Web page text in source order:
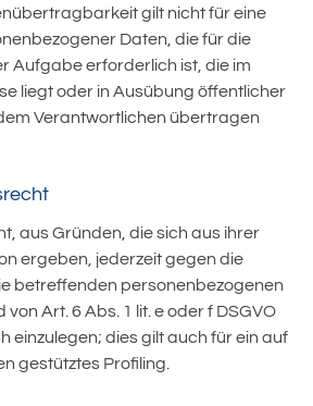
gilt nicht für eine
Daten, die für die
Aufgabe erforderlich ist, die im
liegt oder in Ausübung öffentlicher
Verantwortlichen übertragen
aus Gründen, die sich aus ihrer
ergeben, jederzeit gegen die
betreffenden personenbezogenen
Art. 6 Abs. 1 lit. e oder f DSGVO
einzulegen; dies gilt auch für ein auf
gestütztes Profiling.